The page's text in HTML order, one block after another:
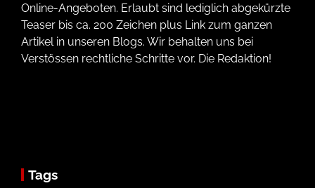
Online-Angeboten. Erlaubt sind lediglich abgekürzte
Teaser bis ca. 200 Zeichen plus Link zum ganzen
Artikel in unseren Blogs. Wir behalten uns bei
Verstössen rechtliche Schritte vor. Die Redaktion!
Tags